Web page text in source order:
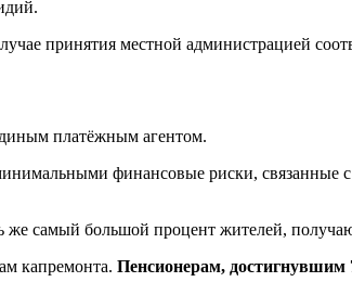
принятия местной администрацией
платёжным агентом.
финансовые риски, связанные
же самый большой процент жителей,
капремонта. Пенсионерам, достигнувшим